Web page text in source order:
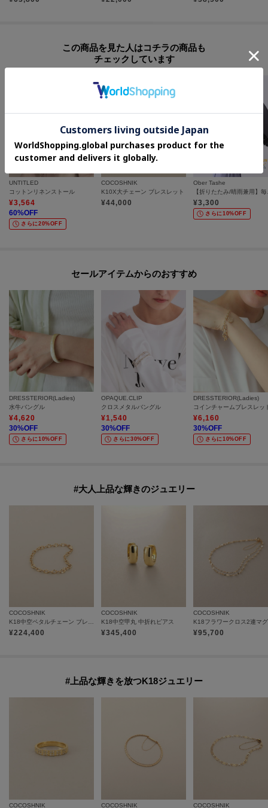
この商品を見た人はコチラの商品も
チェックしています
UNTITLED
コットンリネンストール
¥3,564
60%OFF
さらに20%OFF
COCOSHNIK
K10X大チェーン ブレスレット
¥44,000
Ober Tashe
【折り
¥3,300
さらに10%OFF
セールアイテムからのおすすめ
DRESSTERIOR(Ladies)
水牛バングル
¥4,620
30%OFF
さらに10%OFF
OPAQUE.CLIP
クロスメタルバングル
¥1,540
30%OFF
さらに30%OFF
DRESSTERIOR(Ladies)
コインチャームブレスレッ
¥6,160
30%OFF
さらに10%OFF
#大人上品な輝きのジュエリー
COCOSHNIK
K18中空ペタルチェーン ブレスレット
¥224,400
COCOSHNIK
K18中空甲丸 中折れピアス
¥345,400
COCOSHNIK
¥95,700
#上品な輝きを放つK18ジュエリー
COCOSHNIK
COCOSHNIK
COCOSHNIK